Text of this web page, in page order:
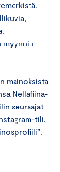
myynnin
mainoksista
Nellafiina-
seuraajat
tili.